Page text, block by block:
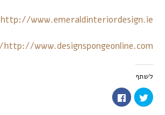
http://www.emeraldinteriordesign.ie/
http://www.designspongeonline.com/
לשתף
לחצו
כדי
לשתף
לחיצה
לשיתוף